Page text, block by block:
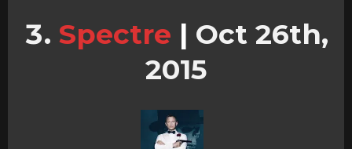
Spectre | Oct 26th,
2015